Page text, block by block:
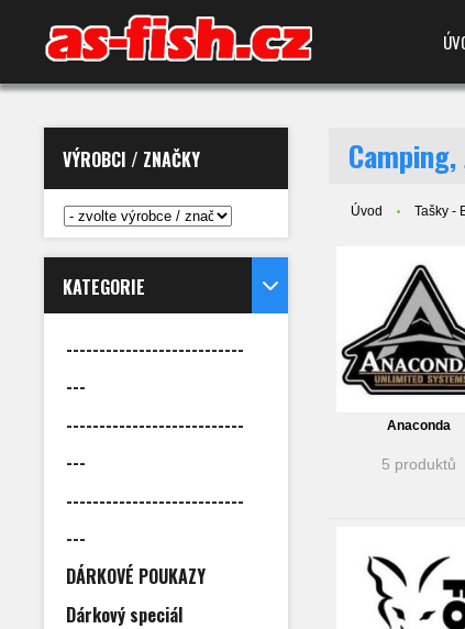
VÝROBCI / ZNAČKY
KATEGORIE
---------------------------
---
---------------------------
---
---------------------------
---
DÁRKOVÉ POUKAZY
Dárkový speciál
Úvod Tašky -
Anaconda
5 produktů